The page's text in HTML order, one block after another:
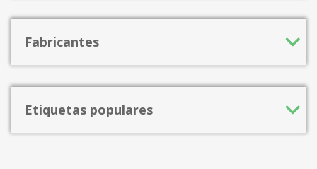
Fabricantes
Etiquetas populares